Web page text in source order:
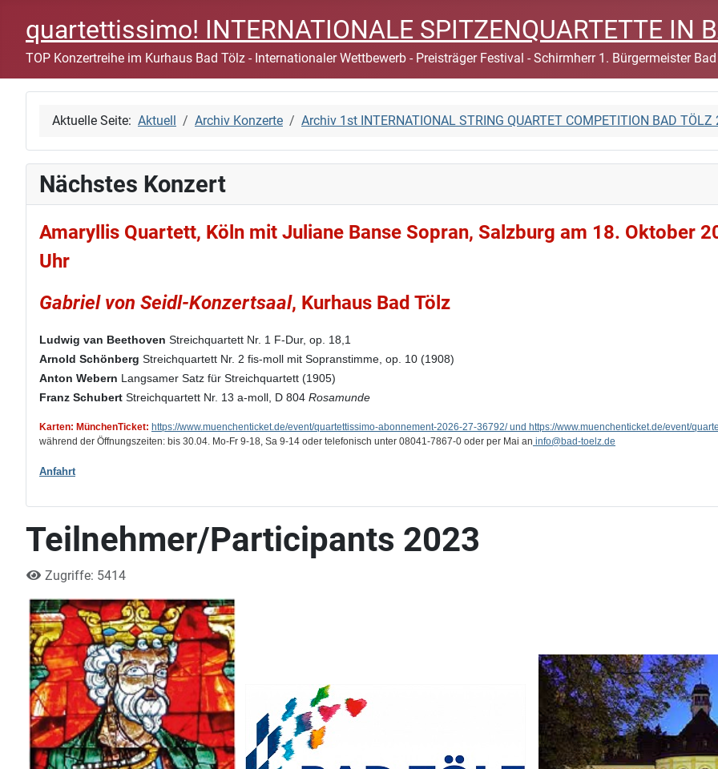
quartettissimo! INTERNATIONALE SPITZENQUARTETTE IN
TOP Konzertreihe im Kurhaus Bad Tölz - Internationaler Wettbewerb - Preisträger Festival - Schirmherr 1. Bürgermeister
Aktuelle Seite: Aktuell Archiv Konzerte Archiv 1st INTERNATIONAL STRING QUARTET COMPETITION BAD TÖLZ
Nächstes Konzert
Amaryllis Quartett, Köln mit Juliane Banse Sopran, Salzburg am 18. Oktober
Uhr
Gabriel von Seidl-Konzertsaal, Kurhaus Bad Tölz
Ludwig van Beethoven Streichquartett Nr. 1 F-Dur, op. 18,1
Arnold Schönberg Streichquartett Nr. 2 fis-moll mit Sopranstimme, op. 10 (1908)
Anton Webern Langsamer Satz für Streichquartett (1905)
Franz Schubert Streichquartett Nr. 13 a-moll, D 804 Rosamunde
Karten: MünchenTicket: https://www.muenchenticket.de/event/quartettissimo-abonnement-2026-27-36792/ und https://www.muenchenticket.de/event/
während der Öffnungszeiten: bis 30.04. Mo-Fr 9-18, Sa 9-14 oder telefonisch unter 08041-7867-0 oder per Mai an info@bad-toelz.de
Anfahrt
Teilnehmer/Participants 2023
Zugriffe: 5414